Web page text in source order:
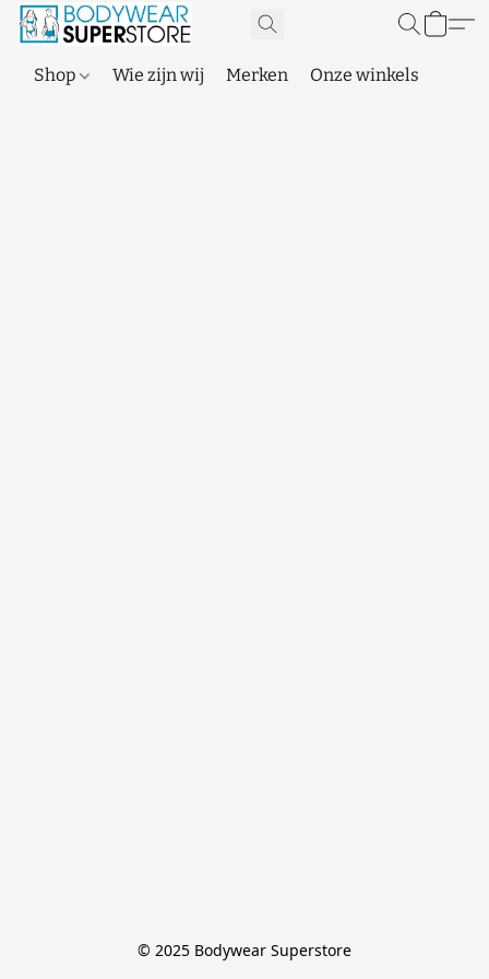
Shop Wie zijn wij Merken Onze winkels
© 2025 Bodywear Superstore